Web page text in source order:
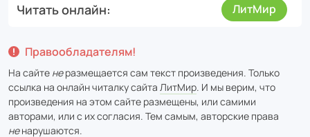
Читать онлайн ЛитМир
Правообладателям!
На сайте неразмещается сам текст произведения. Только
ссылка на онлайн читалку сайта ЛитМир. И мы верим, что
произведения на этом сайте размещены, или самими
авторами, или с их согласия. Тем самым, авторские права
ненарушаются.